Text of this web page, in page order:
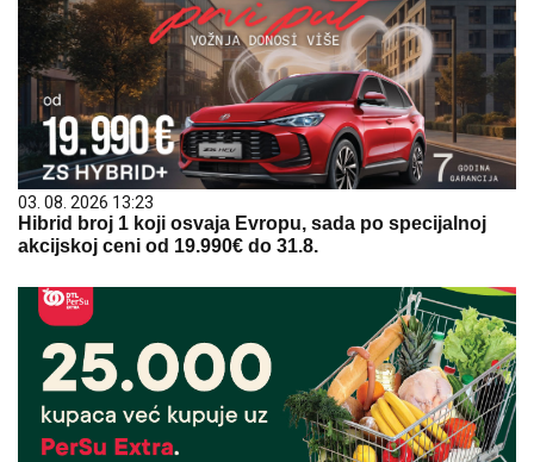
03. 08. 2026 13:23
Hibrid broj 1 koji osvaja Evropu, sada po specijalnoj
akcijskoj ceni od 19.990€ do 31.8.